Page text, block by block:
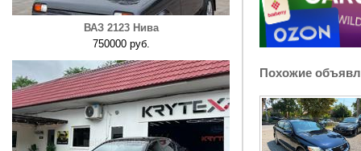
ВАЗ 2123 Нива
750000 руб.
Похожие